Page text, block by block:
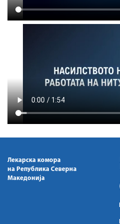
Лекарска комора
на Република Северна
Македонија